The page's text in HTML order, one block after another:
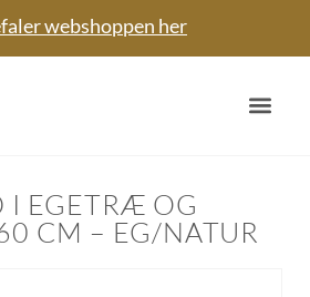
webshoppen her
I EGETRÆ OG
CM – EG/NATUR